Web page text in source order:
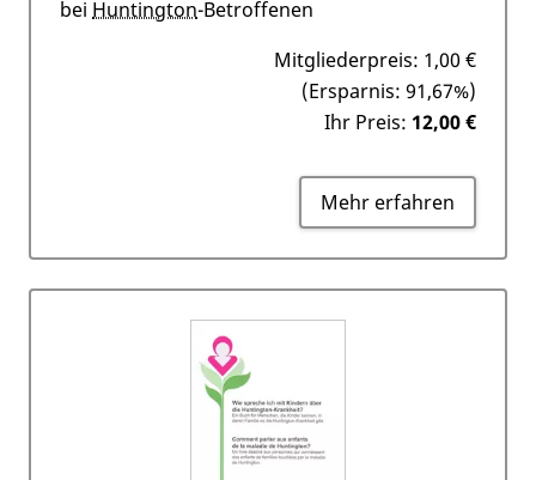
bei Huntington-Betroffenen
Mitgliederpreis: 1,00 €
(Ersparnis: 91,67%)
Ihr Preis: 12,00 €
Mehr erfahren